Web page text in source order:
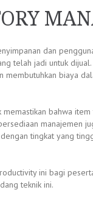
dan
telah jadi untuk
biaya
bahwa
manajemen
tingkat yang
ini bagi
teknik ini.